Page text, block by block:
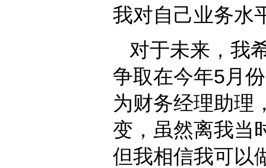
我对自己业务水
对于未来，我
争取在今年5月
为财务经理助理
变，虽然离我当
但我相信我可以